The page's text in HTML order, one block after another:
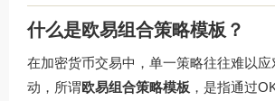
什么是欧易组合策略模板？
在加密货币交易中，单一策略往往难以
动，所谓欧易组合策略模板 ，是指通过